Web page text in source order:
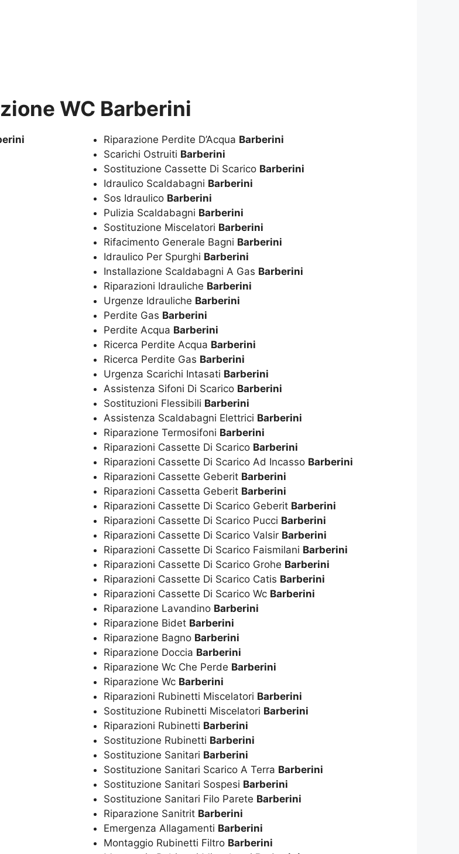
WC Barberini
Riparazione Perdite D’Acqua Barberini
Scarichi Ostruiti Barberini
Sostituzione Cassette Di Scarico Barberini
Idraulico Scaldabagni Barberini
Sos Idraulico Barberini
Pulizia Scaldabagni Barberini
Sostituzione Miscelatori Barberini
Rifacimento Generale Bagni Barberini
Idraulico Per Spurghi Barberini
Installazione Scaldabagni A Gas Barberini
Riparazioni Idrauliche Barberini
Urgenze Idrauliche Barberini
Perdite Gas Barberini
Perdite Acqua Barberini
Ricerca Perdite Acqua Barberini
Ricerca Perdite Gas Barberini
Urgenza Scarichi Intasati Barberini
Assistenza Sifoni Di Scarico Barberini
Sostituzioni Flessibili Barberini
Assistenza Scaldabagni Elettrici Barberini
Riparazione Termosifoni Barberini
Riparazioni Cassette Di Scarico Barberini
Riparazioni Cassette Di Scarico Ad Incasso Barberini
Riparazioni Cassette Geberit Barberini
Riparazioni Cassetta Geberit Barberini
Riparazioni Cassette Di Scarico Geberit Barberini
Riparazioni Cassette Di Scarico Pucci Barberini
Riparazioni Cassette Di Scarico Valsir Barberini
Riparazioni Cassette Di Scarico Faismilani Barberini
Riparazioni Cassette Di Scarico Grohe Barberini
Riparazioni Cassette Di Scarico Catis Barberini
Riparazioni Cassette Di Scarico Wc Barberini
Riparazione Lavandino Barberini
Riparazione Bidet Barberini
Riparazione Bagno Barberini
Riparazione Doccia Barberini
Riparazione Wc Che Perde Barberini
Riparazione Wc Barberini
Riparazioni Rubinetti Miscelatori Barberini
Sostituzione Rubinetti Miscelatori Barberini
Riparazioni Rubinetti Barberini
Sostituzione Rubinetti Barberini
Sostituzione Sanitari Barberini
Sostituzione Sanitari Scarico A Terra Barberini
Sostituzione Sanitari Sospesi Barberini
Sostituzione Sanitari Filo Parete Barberini
Riparazione Sanitrit Barberini
Emergenza Allagamenti Barberini
Montaggio Rubinetti Filtro Barberini